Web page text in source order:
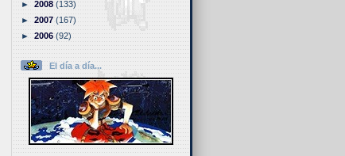
►2008(133)
►2007(167)
►2006(92)
El día a día...